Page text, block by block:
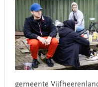
gemeente